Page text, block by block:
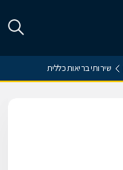
שירותי בריאות כללית